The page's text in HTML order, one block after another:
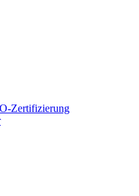
Zertifizierung